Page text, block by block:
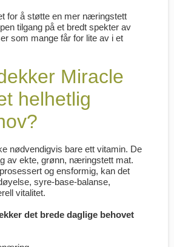
for å støtte en mer næringstett
tilgang på et bredt spekter av
som mange får for lite av i et
Miracle
helhetlig
nødvendigvis bare ett vitamin. De
av ekte, grønn, næringstett mat.
og ensformig, kan det
syre-base-balanse,
vitalitet.
det brede daglige behovet